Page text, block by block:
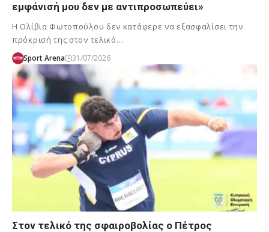
εμφάνισή μου δεν με αντιπροσωπεύει»
Η Ολίβια Φωτοπούλου δεν κατάφερε να εξασφαλίσει την
πρόκρισή της στον τελικό…
Sport Arena 31/07/2026
Στον τελικό της σφαιροβολίας ο Πέτρος